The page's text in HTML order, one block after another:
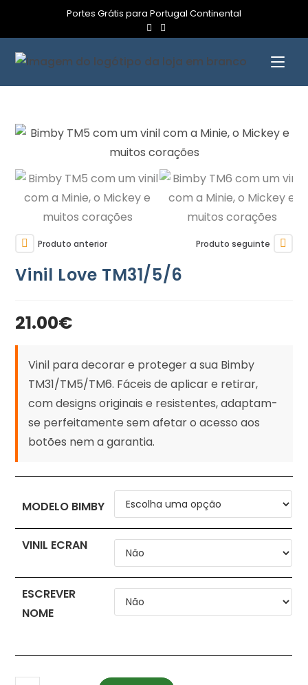
Portes Grátis para Portugal Continental
Produto anterior Produto seguinte
Vinil Love TM31/5/6
21.00€
Vinil para decorar e proteger a sua Bimby
TM31/TM5/TM6. Fáceis de aplicar e retirar,
com designs originais e resistentes, adaptam-
se perfeitamente sem afetar o acesso aos
botões nem a garantia.
MODELO BIMBY
VINIL ECRAN
ESCREVER
NOME